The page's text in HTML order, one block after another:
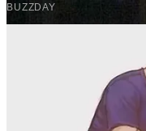
Kota-Kota yang
ke Depan, Siapa yang